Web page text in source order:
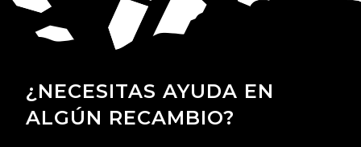
¿NECESITAS AYUDA EN
ALGÚN RECAMBIO?